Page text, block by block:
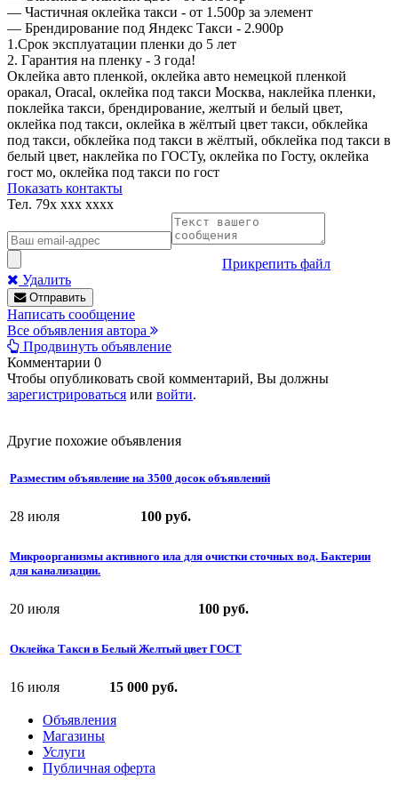
— Частичная оклейка такси - от 1.500р за элемент
— Брендирование под Яндекс Такси - 2.900р
1.Срок эксплуатации пленки до 5 лет
2. Гарантия на пленку - 3 года!
Оклейка авто пленкой, оклейка авто немецкой пленкой
оракал, Oracal, оклейка под такси Москва, наклейка пленки,
поклейка такси, брендирование, желтый и белый цвет,
оклейка под такси, оклейка в жёлтый цвет такси, обклейка
под такси, обклейка под такси в жёлтый, обклейка под такси в
белый цвет, наклейка по ГОСТу, оклейка по Госту, оклейка
гост мо, оклейка под такси по гост
Показать контакты
Тел. 79x xxx xxxx
Прикрепить файл
Удалить
Отправить
Написать сообщение
Все объявления автора
Продвинуть объявление
Комментарии 0
Чтобы опубликовать свой комментарий, Вы должны
зарегистрироваться или войти.
Другие похожие объявления
Размеcтим объявление на 3500 досок объявлений
28 июля 100 руб.
Микроорганизмы активного ила для очистки сточных вод. Бактерии
для канализации.
20 июля 100 руб.
Оклейка Такси в Белый Желтый цвет ГОСТ
16 июля 15 000 руб.
Объявления
Магазины
Услуги
Публичная оферта